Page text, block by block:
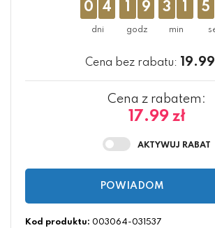
0 4 1 9 3 1 5
Cena bez rabatu: 19.99
Cena z rabatem:
17.99 zł
POWIADOM
Kod produktu: 003064-031537